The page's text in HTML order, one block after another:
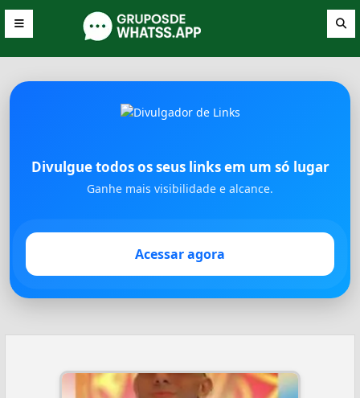
Divulgue todos os seus links em um só lugar
Ganhe mais visibilidade e alcance.
Acessar agora